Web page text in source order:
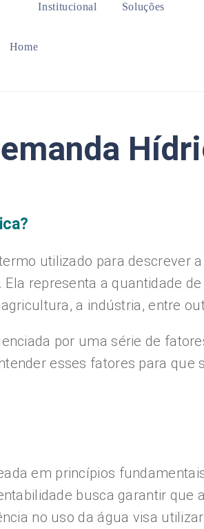
Home
Institucional Soluções
utilizado para descrever
Ela representa a quantidade
a indústria, entre
por uma série de
esses fatores para
em princípios
busca garantir
no uso da água visa